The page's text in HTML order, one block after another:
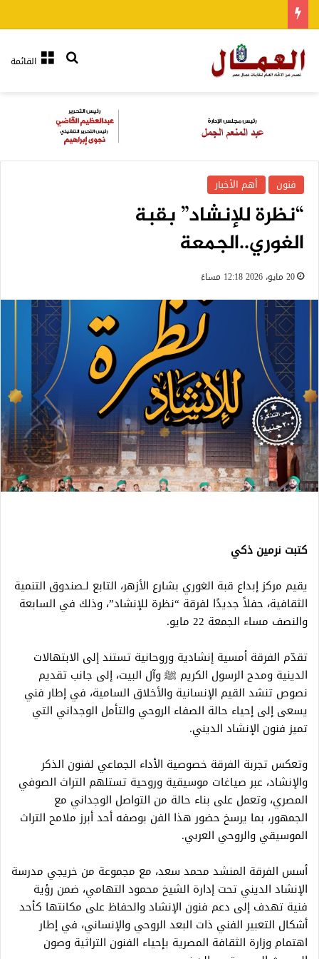
القائمةبحث عن
فنون أهم الأخبار
“نظرة للإنشاد” بقبة
الغوري..الجمعة
20 مايو، 2026 12:18 مساءً
كتبت نرمين ذكي
يقيم مركز إبداع قبة الغوري بشارع الأزهر، التابع لـصندوق التنمية
الثقافية، حفلاً جديدًا لفرقة “نظرة للإنشاد”، وذلك في السابعة
والنصف مساء الجمعة 22 مايو.
تقدّم الفرقة أمسية إنشادية وروحانية تستند إلى الابتهالات
الدينية ومدح الرسول الكريم ﷺ وآل البيت، إلى جانب تقديم
نصوص تنشد القيم الإنسانية والأخلاق السامية، في إطار فني
يسعى إلى إحياء حالة الصفاء الروحي والتأمل الوجداني التي
تميز فنون الإنشاد الديني.
وتعكس تجربة الفرقة خصوصية الأداء الجماعي لفنون الذكر
والإنشاد، عبر صياغات موسيقية وروحية تستلهم التراث الصوفي
المصري، وتعمل على بناء حالة من التواصل الوجداني مع
الجمهور، بما يرسخ حضور هذا الفن بوصفه أحد أبرز ملامح التراث
الموسيقي والروحي العربي.
أسس الفرقة المنشد محمد سعد، مع مجموعة من خريجي مدرسة
الإنشاد الديني تحت إدارة الشيخ محمود التهامي، ضمن رؤية
فنية تهدف إلى دعم فنون الإنشاد والحفاظ على مكانتها كأحد
أشكال التعبير الفني ذات البعد الروحي والإنساني، في إطار
اهتمام وزارة الثقافة المصرية بإحياء الفنون التراثية وصون